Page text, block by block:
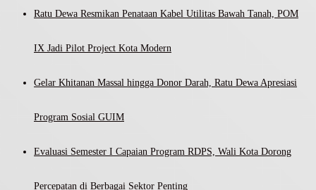
Ratu Dewa Resmikan Penataan Kabel Utilitas Bawah Tanah, POM
IX Jadi Pilot Project Kota Modern
Gelar Khitanan Massal hingga Donor Darah, Ratu Dewa Apresiasi
Program Sosial GUIM
Evaluasi Semester I Capaian Program RDPS, Wali Kota Dorong
Percepatan di Berbagai Sektor Penting